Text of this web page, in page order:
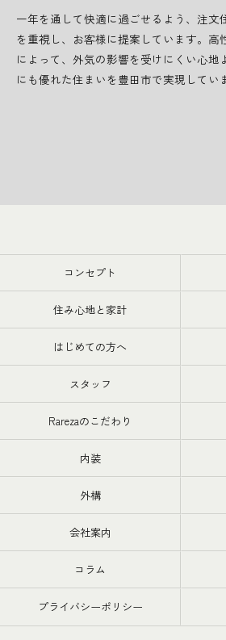
一年を通して快適に過ごせるよう、注文
を重視し、お客様に提案しています。高
によって、外気の影響を受けにくい心地
にも優れた住まいを豊田市で実現してい
コンセプト
住み心地と家計
はじめての方へ
スタッフ
Rarezaのこだわり
内装
外構
会社案内
コラム
プライバシーポリシー